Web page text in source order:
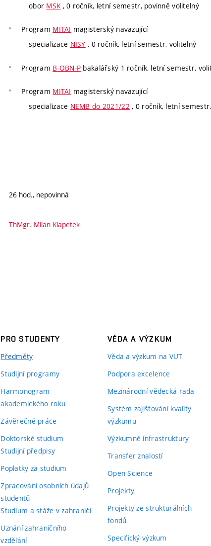
obor MSK , 0 ročník, letní semestr, povinně volitelný
Program MITAI magisterský navazující
specializace NISY , 0 ročník, letní semestr, volitelný
Program B-OBN-P bakalářský 1 ročník, letní semestr,
Program MITAI magisterský navazující
specializace NEMB do 2021/22, 0 ročník, letní
26 hod., nepovinná
ThMgr. Milan Klapetek
PRO STUDENTY
Předměty
Studijní programy
Harmonogram
akademického roku
Závěrečné práce
Doktorské studium
Studijní předpisy
Poplatky za studium
Zpracování osobních údajů
studentů
Studium a stáže v zahraničí
Uznání zahraničního
vzdělání
VĚDA A VÝZKUM
Věda a výzkum na VUT
Podpora excelence
Mezinárodní vědecká rada
Systém zajišťování kvality
výzkumu
Výzkumné infrastruktury
Transfer znalostí
Open Science
Projekty
Projekty ze strukturálních
fondů
Specifický výzkum